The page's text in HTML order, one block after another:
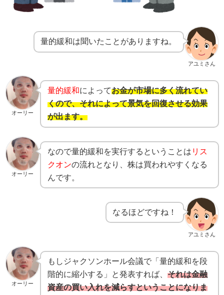
アユミさん
量的緩和は聞いたことがありますね。
オーリー
量的緩和によってお金が市場に多く流れてい
くので、それによって景気を回復させる効果
が出ます。
オーリー
なので量的緩和を実行するということは リス
クオンの流れとなり、株は買われやすくなる
んです。
アユミさん
なるほどですね！
オーリー
もしジャクソンホール会議で「量的緩和を段
階的に縮小する」と発表すれば、 それは金融
資産の買い入れを減らすということになりま